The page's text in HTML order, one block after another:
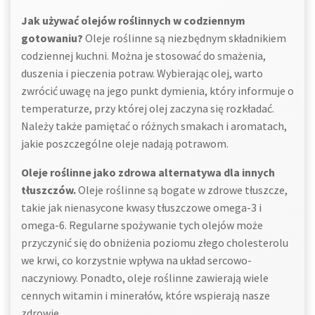
Jak używać olejów roślinnych w codziennym
gotowaniu? Oleje roślinne są niezbędnym składnikiem
codziennej kuchni. Można je stosować do smażenia,
duszenia i pieczenia potraw. Wybierając olej, warto
zwrócić uwagę na jego punkt dymienia, który informuje o
temperaturze, przy której olej zaczyna się rozkładać.
Należy także pamiętać o różnych smakach i aromatach,
jakie poszczególne oleje nadają potrawom.
Oleje roślinne jako zdrowa alternatywa dla innych
tłuszczów.Oleje roślinne są bogate w zdrowe tłuszcze,
takie jak nienasycone kwasy tłuszczowe omega-3 i
omega-6. Regularne spożywanie tych olejów może
przyczynić się do obniżenia poziomu złego cholesterolu
we krwi, co korzystnie wpływa na układ sercowo-
naczyniowy. Ponadto, oleje roślinne zawierają wiele
cennych witamin i minerałów, które wspierają nasze